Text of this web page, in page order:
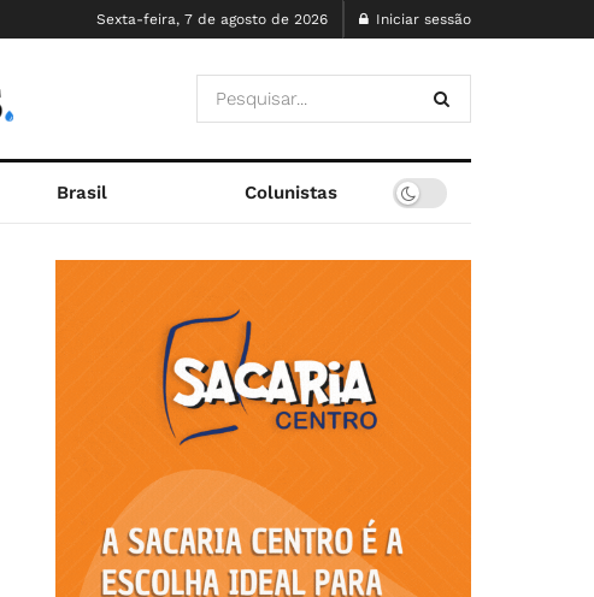
Sexta-feira, 7 de agosto de 2026 Iniciar sessão
Brasil Colunistas